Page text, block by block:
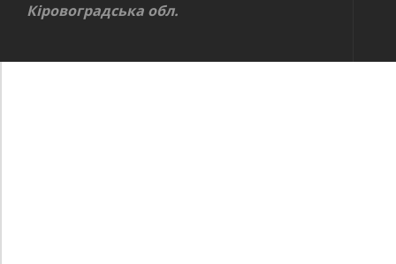
Кіровоградська обл.